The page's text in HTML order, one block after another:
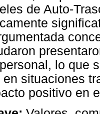
de Auto-
lo que
situaciones
positivo en